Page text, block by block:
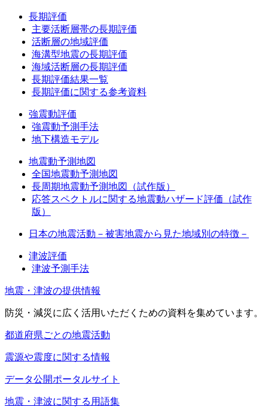
長期評価
主要活断層帯の長期評価
活断層の地域評価
海溝型地震の長期評価
海域活断層の長期評価
長期評価結果一覧
長期評価に関する参考資料
強震動評価
強震動予測手法
地下構造モデル
地震動予測地図
全国地震動予測地図
長周期地震動予測地図（試作版）
応答スペクトルに関する地震動ハザード評価（試作
版）
日本の地震活動－被害地震から見た地域別の特徴－
津波評価
津波予測手法
地震・津波の提供情報
防災・減災に広く活用いただくための資料を集めています。
都道府県ごとの地震活動
震源や震度に関する情報
データ公開ポータルサイト
地震・津波に関する用語集